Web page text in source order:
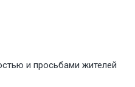
и просьбами жителей